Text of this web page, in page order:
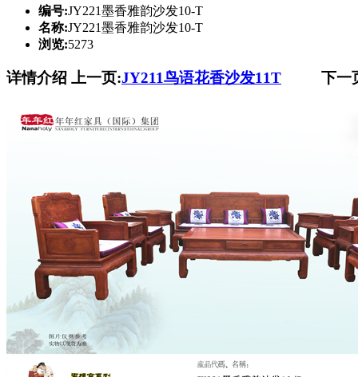
编号:JY221墨香雅韵沙发10-T
名称:JY221墨香雅韵沙发10-T
浏览:5273
详情介绍 上一页:JY211鸟语花香沙发11T 下一